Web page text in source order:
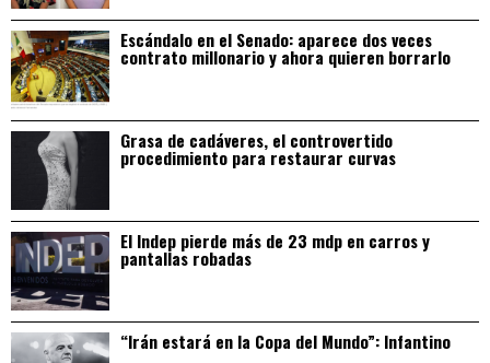
Escándalo en el Senado: aparece dos veces
contrato millonario y ahora quieren borrarlo
Grasa de cadáveres, el controvertido
procedimiento para restaurar curvas
El Indep pierde más de 23 mdp en carros y
pantallas robadas
“Irán estará en la Copa del Mundo”: Infantino